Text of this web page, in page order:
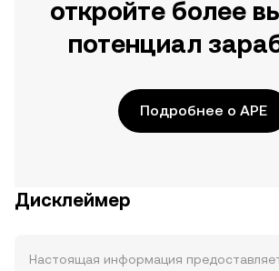
откройте более
потенциал
Подробнее о APE
Дисклеймер
Настоящая информация